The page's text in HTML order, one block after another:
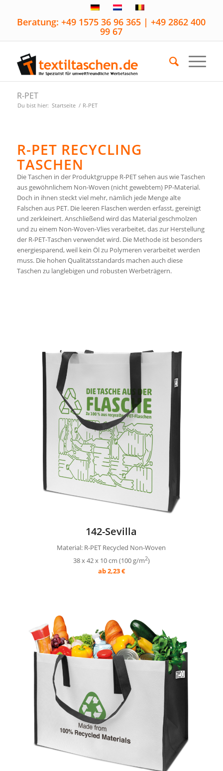
Beratung: +49 1575 36 96 365 | +49 2862 400
99 67
R-PET
Du bist hier: Startseite / R-PET
R-PET RECYCLING
TASCHEN
Die Taschen in der Produktgruppe R-PET sehen aus wie Taschen
aus gewöhnlichem Non-Woven (nicht gewebtem) PP-Material.
Doch in ihnen steckt viel mehr, nämlich jede Menge alte
Falschen aus PET. Die leeren Flaschen werden erfasst, gereinigt
und zerkleinert. Anschließend wird das Material geschmolzen
und zu einem Non-Woven-Vlies verarbeitet, das zur Herstellung
der R-PET-Taschen verwendet wird. Die Methode ist besonders
energiesparend, weil kein Öl zu Polymeren verarbeitet werden
muss. Die hohen Qualitätsstandards machen auch diese
Taschen zu langlebigen und robusten Werbeträgern.
142-Sevilla
Material: R-PET Recycled Non-Woven
38 x 42 x 10 cm (100 g/m2)
ab 2,23 €